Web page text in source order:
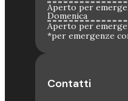
Aperto per
Domenica
Aperto per
*per emergenze
Contatti